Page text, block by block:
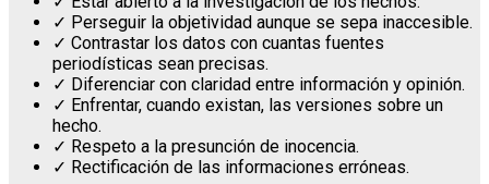
✓ Perseguir la objetividad aunque se sepa inaccesible.
✓ Contrastar los datos con cuantas fuentes
periodísticas sean precisas.
✓ Diferenciar con claridad entre información y opinión.
✓ Enfrentar, cuando existan, las versiones sobre un
hecho.
✓ Respeto a la presunción de inocencia.
✓ Rectificación de las informaciones erróneas.